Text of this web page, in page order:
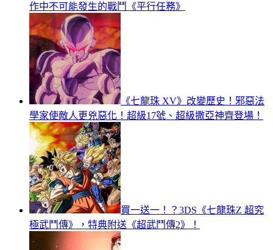
作中不可能發生的戰鬥《平行任務》
《七龍珠 XV》改變歷史！邪惡法
學家使敵人更兇惡化！超級17號、超級撒亞神齊登場！
買一送一！？3DS《七龍珠Z 超究
極武鬥傳》，特典附送《超武鬥傳2》！